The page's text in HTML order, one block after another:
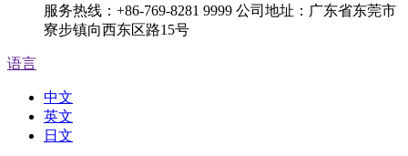
服务热线：+86-769-8281 9999 公司地址：广东省东莞市
寮步镇向西东区路15号
语言
中文
英文
日文